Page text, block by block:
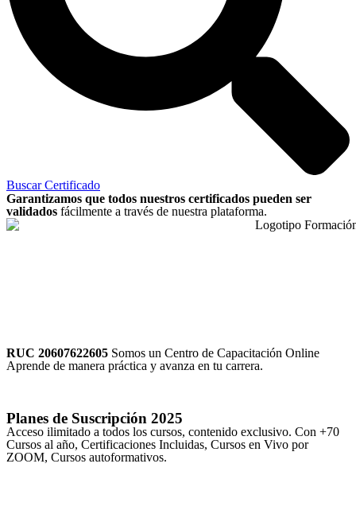
Buscar Certificado
Garantizamos que todos nuestros certificados pueden ser
validados fácilmente a través de nuestra plataforma.
RUC 20607622605 Somos un Centro de Capacitación Online
Aprende de manera práctica y avanza en tu carrera.
Planes de Suscripción 2025
Acceso ilimitado a todos los cursos, contenido exclusivo. Con +70
Cursos al año, Certificaciones Incluidas, Cursos en Vivo por
ZOOM, Cursos autoformativos.